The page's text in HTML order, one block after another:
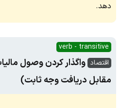
دهد.
verb - transitive
اقتصاد واگذار کردن وصول
مقابل دریافت وجه ثابت)